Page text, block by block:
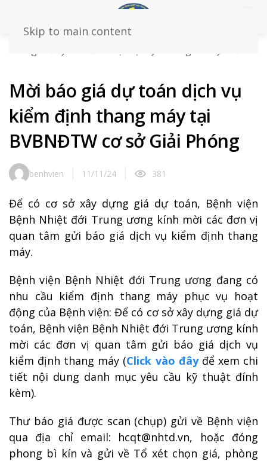
Skip to main content
BVBNĐTW cơ sở Giải Phóng
Mời báo giá dự toán dịch vụ
kiểm định thang máy tại
BVBNĐTW cơ sở Giải Phóng
benhvien 11/11/24 381
Để có cơ sở xây dựng giá dự toán, Bệnh viện
Bệnh Nhiệt đới Trung ương kính mời các đơn vị
quan tâm gửi báo giá dịch vụ kiểm định thang
máy.
Bệnh viện Bệnh Nhiệt đới Trung ương đang có
nhu cầu kiểm định thang máy phục vụ hoạt
động của Bệnh viện: Để có cơ sở xây dựng giá dự
toán, Bệnh viện Bệnh Nhiệt đới Trung ương kính
mời các đơn vị quan tâm gửi báo giá dịch vụ
kiểm định thang máy (Click vào đâyđể xem chi
tiết nội dung danh mục yêu cầu kỹ thuật đính
kèm).
Thư báo giá được scan (chụp) gửi về Bệnh viện
qua địa chỉ email: hcqt@nhtd.vn, hoặc đóng
phong bì kín và gửi về Tổ xét chọn giá, phòng